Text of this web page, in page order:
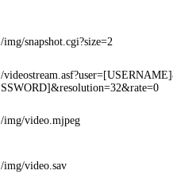
/img/snapshot.cgi?size=2
/
SSWORD]&resolution=32&rate=0
/img/video.mjpeg
/img/video.sav